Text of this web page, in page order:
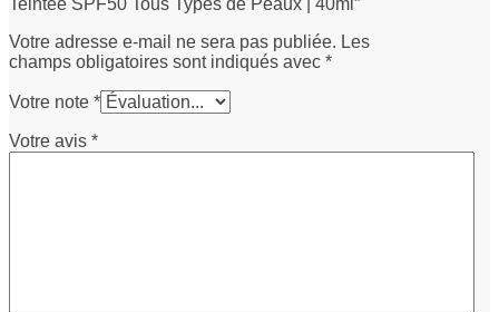
Votre adresse e-mail ne sera pas publiée. Les
champs obligatoires sont indiqués avec *
Votre note *
Votre avis *